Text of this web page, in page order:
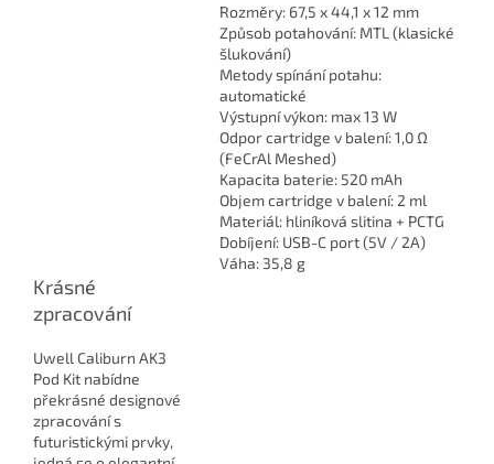
Rozměry: 67,5 x 44,1 x 12 mm
Způsob potahování: MTL (klasické
šlukování)
Metody spínání potahu:
automatické
Výstupní výkon: max 13 W
Odpor cartridge v balení: 1,0 Ω
(FeCrAl Meshed)
Kapacita baterie: 520 mAh
Objem cartridge v balení: 2 ml
Materiál: hliníková slitina + PCTG
Dobíjení: USB-C port (5V / 2A)
Váha: 35,8 g
Krásné
zpracování
Uwell Caliburn AK3
Pod Kit nabídne
překrásné designové
zpracování s
futuristickými prvky,